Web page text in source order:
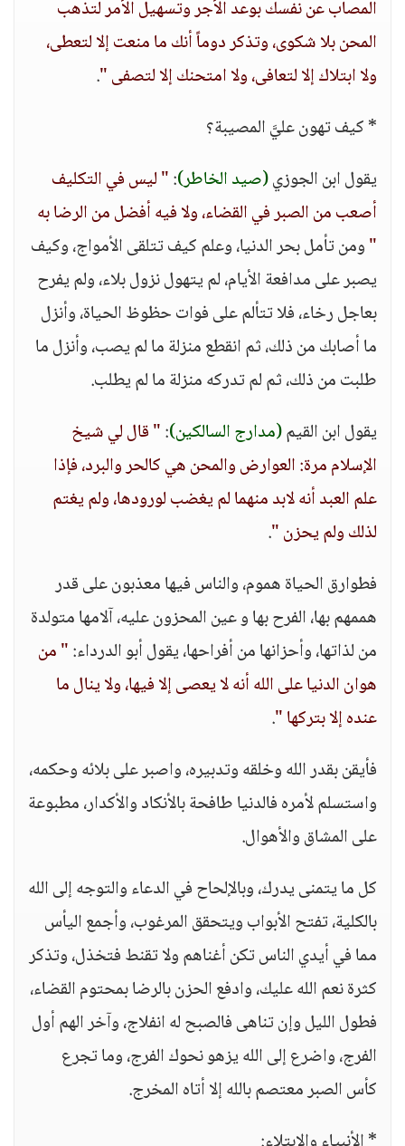
المصاب عن نفسك بوعد الأجر وتسهيل الأمر لتذهب
المحن بلا شكوى، وتذكر دوماً أنك ما منعت إلا لتعطى،
ولا ابتلاك إلا لتعافى، ولا امتحنك إلا لتصفى ".
* كيف تهون عليَّ المصيبة؟
يقول ابن الجوزي(صيد الخاطر):" ليس في التكليف
أصعب من الصبر في القضاء، ولا فيه أفضل من الرضا به
"ومن تأمل بحر الدنيا، وعلم كيف تتلقى الأمواج، وكيف
يصبر على مدافعة الأيام، لم يتهول نزول بلاء، ولم يفرح
بعاجل رخاء، فلا تتألم على فوات حظوظ الحياة، وأنزل
ما أصابك من ذلك، ثم انقطع منزلة ما لم يصب، وأنزل ما
طلبت من ذلك، ثم لم تدركه منزلة ما لم يطلب.
يقول ابن القيم(مدارج السالكين):" قال لي شيخ
الإسلام مرة: العوارض والمحن هي كالحر والبرد، فإذا
علم العبد أنه لابد منهما لم يغضب لورودها، ولم يغتم
لذلك ولم يحزن ".
فطوارق الحياة هموم، والناس فيها معذبون على قدر
هممهم بها، الفرح بها و عين المحزون عليه، آلامها متولدة
من لذاتها، وأحزانها من أفراحها، يقول أبو الدرداء:" من
هوان الدنيا على الله أنه لا يعصى إلا فيها، ولا ينال ما
عنده إلا بتركها ".
فأيقن بقدر الله وخلقه وتدبيره، واصبر على بلائه وحكمه،
واستسلم لأمره فالدنيا طافحة بالأنكاد والأكدار، مطبوعة
على المشاق والأهوال.
كل ما يتمنى يدرك، وبالإلحاح في الدعاء والتوجه إلى الله
بالكلية، تفتح الأبواب ويتحقق المرغوب، وأجمع اليأس
مما في أيدي الناس تكن أغناهم ولا تقنط فتخذل، وتذكر
كثرة نعم الله عليك، وادفع الحزن بالرضا بمحتوم القضاء،
فطول الليل وإن تناهى فالصبح له انفلاج، وآخر الهم أول
الفرج، واضرع إلى الله يزهو نحوك الفرج، وما تجرع
كأس الصبر معتصم بالله إلا أتاه المخرج.